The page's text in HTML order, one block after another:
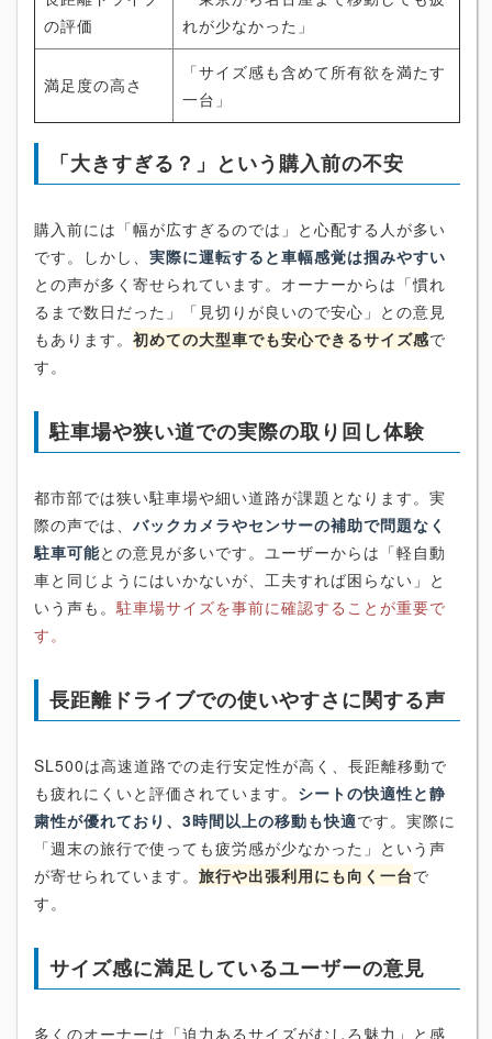
の評価
れが少なかった」
満足度の高さ
「サイズ感も含めて所有欲を満たす
一台」
「大きすぎる？」という購入前の不安
購入前には「幅が広すぎるのでは」と心配する人が多い
です。しかし、 実際に運転すると車幅感覚は掴みやすい
との声が多く寄せられています。オーナーからは「慣れ
るまで数日だった」「見切りが良いので安心」との意見
もあります。 初めての大型車でも安心できるサイズ感で
す。
駐車場や狭い道での実際の取り回し体験
都市部では狭い駐車場や細い道路が課題となります。実
際の声では、 バックカメラやセンサーの補助で問題なく
駐車可能との意見が多いです。ユーザーからは「軽自動
車と同じようにはいかないが、工夫すれば困らない」と
いう声も。 駐車場サイズを事前に確認することが重要で
す。
長距離ドライブでの使いやすさに関する声
SL500は高速道路での走行安定性が高く、長距離移動で
も疲れにくいと評価されています。 シートの快適性と静
粛性が優れており、3時間以上の移動も快適です。実際に
「週末の旅行で使っても疲労感が少なかった」という声
が寄せられています。 旅行や出張利用にも向く一台で
す。
サイズ感に満足しているユーザーの意見
多くのオーナーは「迫力あるサイズがむしろ魅力」と感